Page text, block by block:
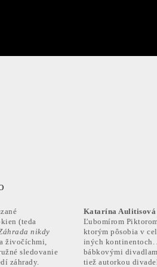
(teda
nikdy
živočíchmi,
sledovanie
záhrady.
Katarína Aulitisová
Ľubomírom
ktorým pôsobia v
iných kontinentoch.
bábkovými
tiež autorkou
Kliknutím na ODOBERAŤ
údajov